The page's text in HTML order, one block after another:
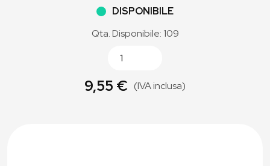
DISPONIBILE
Qta. Disponibile: 109
9,55 € (IVA inclusa)